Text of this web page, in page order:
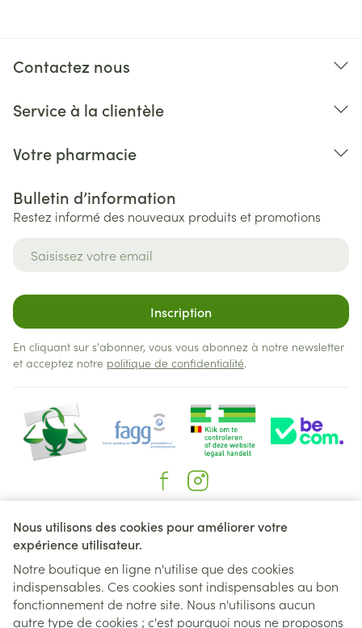
Nous utilisons des cookies pour améliorer votre
expérience utilisateur.
Notre boutique en ligne n'utilise que des cookies
indispensables. Ces cookies sont indispensables au bon
fonctionnement de notre site. Nous n'utilisons aucun
autre type de cookies ; c'est pourquoi nous ne proposons
Contactez nous
Service à la clientèle
Votre pharmacie
Bulletin d’information
Restez informé des nouveaux produits et promotions
Inscription
En cliquant sur s'abonner, vous vous abonnez à notre newsletter
et acceptez notre politique de confidentialité.
Liens légaux